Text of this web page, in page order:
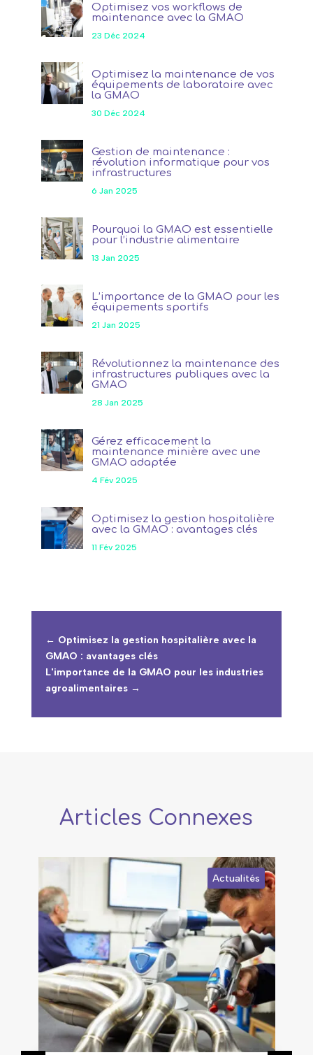
Optimisez vos workflows de
maintenance avec la GMAO
23 Déc 2024
Optimisez la maintenance de vos
équipements de laboratoire avec
la GMAO
30 Déc 2024
Gestion de maintenance :
révolution informatique pour vos
infrastructures
6 Jan 2025
Pourquoi la GMAO est essentielle
pour l’industrie alimentaire
13 Jan 2025
L’importance de la GMAO pour les
équipements sportifs
21 Jan 2025
Révolutionnez la maintenance des
infrastructures publiques avec la
GMAO
28 Jan 2025
Gérez efficacement la
maintenance minière avec une
GMAO adaptée
4 Fév 2025
Optimisez la gestion hospitalière
avec la GMAO : avantages clés
11 Fév 2025
← Optimisez la gestion hospitalière avec la
GMAO : avantages clés
L'importance de la GMAO pour les industries
agroalimentaires→
Articles Connexes